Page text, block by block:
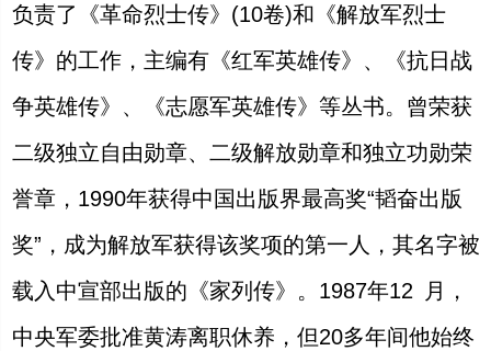
负责了《革命烈士传》 (10卷)和《解放军烈士
传》的工作，主编有《红军英雄传》、《抗日战
争英雄传》、《志愿军英雄传》等丛书。曾荣获
二级独立自由勋章、二级解放勋章和独立功勋荣
誉章， 1990年获得中国出版界最高奖“韬奋出版
奖”，成为解放军获得该奖项的第一人，其名字被
载入中宣部出版的《家列传》。 1987年12 月，
中央军委批准黄涛离职休养，但20多年间他始终